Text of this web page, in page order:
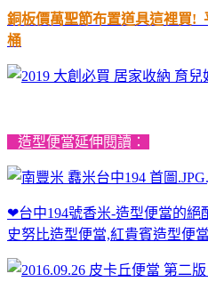
銅板價萬聖節布置道具這裡買!
桶
造型便當延伸閱讀：
❤台中194號香米-造型便當的絕
史努比造型便當,紅貴賓造型便